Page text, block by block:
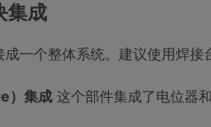
集成
一个整体系统。建议使用焊
）集成 这个部件集成了电位器